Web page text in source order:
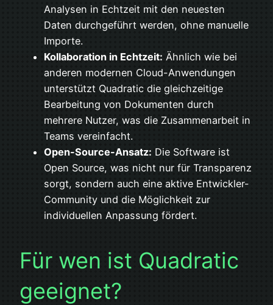
Analysen in Echtzeit mit den neuesten
Daten durchgeführt werden, ohne manuelle
Importe.
Kollaboration in Echtzeit: Ähnlich wie bei
anderen modernen Cloud-Anwendungen
unterstützt Quadratic die gleichzeitige
Bearbeitung von Dokumenten durch
mehrere Nutzer, was die Zusammenarbeit in
Teams vereinfacht.
Open-Source-Ansatz: Die Software ist
Open Source, was nicht nur für Transparenz
sorgt, sondern auch eine aktive Entwickler-
Community und die Möglichkeit zur
individuellen Anpassung fördert.
Für wen ist Quadratic
geeignet?